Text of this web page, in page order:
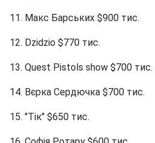
11. Макс Барських $900 тис.
12. Dzidzio $770 тис.
13. Quest Pistols show $700 тис.
14. Вєрка Сердючка $700 тис.
15. "Тік" $650 тис.